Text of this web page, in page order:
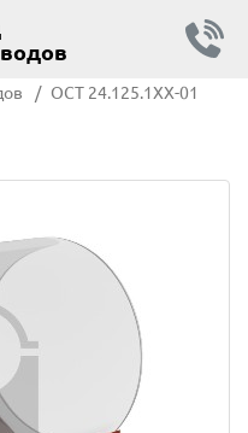
ОСТ 24.125.1ХХ-01